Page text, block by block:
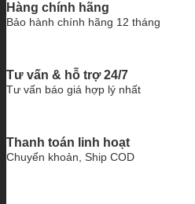
Hàng chính hãng
Bảo hành chính hãng 12 tháng
Tư vấn & hỗ trợ 24/7
Tư vấn báo giá hợp lý nhất
Thanh toán linh hoạt
Chuyển khoản, Ship COD